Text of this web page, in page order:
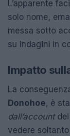
L’apparente
solo nome,
messa sotto
su indagini in
Impatto
La
Donohoe, è
dall’accountdel
vedere